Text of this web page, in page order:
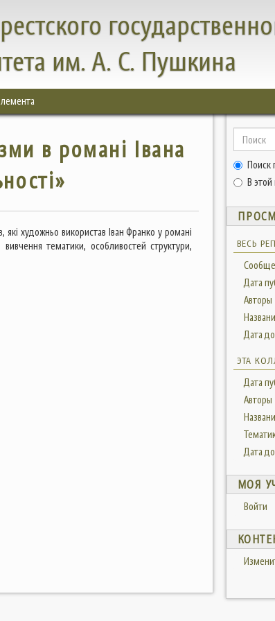
им. А. С. Пушкина
в романі Івана
які художньо використав Іван Франко у романі
тематики, особливостей структури,
Поиск
В
ВЕСЬ
Дата
Авторы
Дата
ЭТА
Дата
Авторы
Дата
МОЯ
Войти